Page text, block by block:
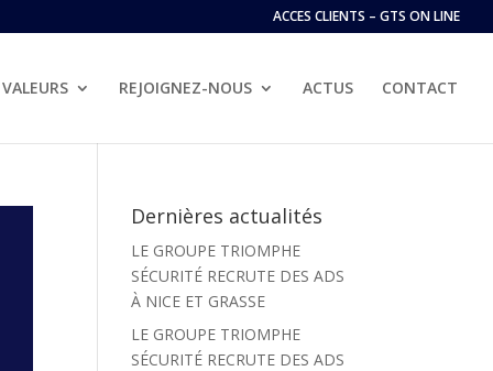
ACCES CLIENTS – GTS ON LINE
VALEURS REJOIGNEZ-NOUS ACTUS CONTACT
Dernières actualités
LE GROUPE TRIOMPHE
SÉCURITÉ RECRUTE DES ADS
À NICE ET GRASSE
LE GROUPE TRIOMPHE
SÉCURITÉ RECRUTE DES ADS